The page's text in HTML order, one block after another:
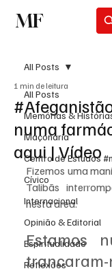
MF
All Posts
Memórias &
Maçonaria
Centro de Estudos
Cívico
Internacional
Opinião & Editorial
Espiritualidade
Reflexões
All Posts
numa
aqui | Vídeo
1 min de leitura
Fizemos uma
Talibãs
nesta área.
Estamos
trancaram-